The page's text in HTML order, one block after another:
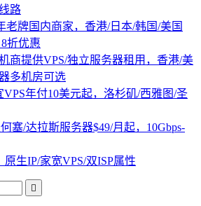
路
老牌国内商家，香港/日本/韩国/美国
折优惠
商提供VPS/独立服务器租用，香港/美
多机房可选
VPS年付10美元起，洛杉矶/西雅图/圣
塞/达拉斯服务器$49/月起，10Gbps-
原生IP/家宽VPS/双ISP属性
